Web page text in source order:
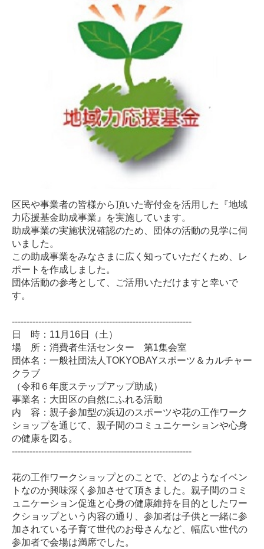
区民や事業者の皆様から頂いた寄付金を活用した『地域
力応援基金助成事業』を実施しています。
助成事業の実施状況確認のため、団体の活動の見学に伺
いました。
この助成事業をみなさまに広く知っていただくため、レ
ポートを作成しました。
団体活動の参考として、ご活用いただけますと幸いで
す。
-------------------------------------------------------------
日 時：11月16日（土）
場 所：消費者生活センター 第1集会室
団体名：一般社団法人TOKYOBAYスポーツ＆カルチャー
クラブ
（令和６年度ステップアップ助成）
事業名：大田区の自然にふれる活動
内 容：親子参加型の浜辺のスポーツや花の工作ワーク
ショップを通じて、親子間のコミュニケーションや心身
の健康を図る。
-------------------------------------------------------------
花の工作ワークショップとのことで、どのようなイベン
トなのか興味深く参加させて頂きました。親子間のコミ
ュニケーション促進と心身の健康維持を目的としたワー
クショップという内容の通り、参加者は子供と一緒に参
加されている子育て世代のお母さんなど、幅広い世代の
参加者で会場は満席でした。